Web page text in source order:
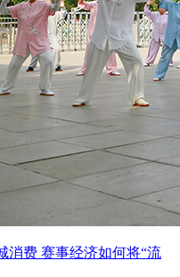
消费 赛事经济如何将“流